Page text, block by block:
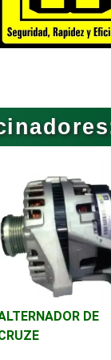
Artículos
Asociaciones
Audios para
Automóviles
DE